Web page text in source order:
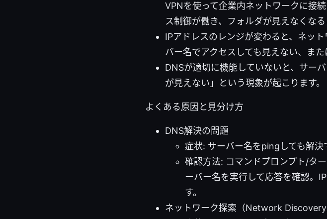
VPNを使って企業内ネットワークに接
ス制御が働き、フォルダが見えなくなる
IPアドレスのレンジが変わると、ネッ
バー名でアクセスしても見えない、ま
DNSが適切に機能していないと、サー
が見えない」という現象が起こります。
よくある原因と見分け方
DNS解決の問題
症状: サーバー名をpingしても解決
確認方法: コマンドプロンプト/タ
ーバー名を実行して応答を確認。
す。
ネットワーク探索（Network